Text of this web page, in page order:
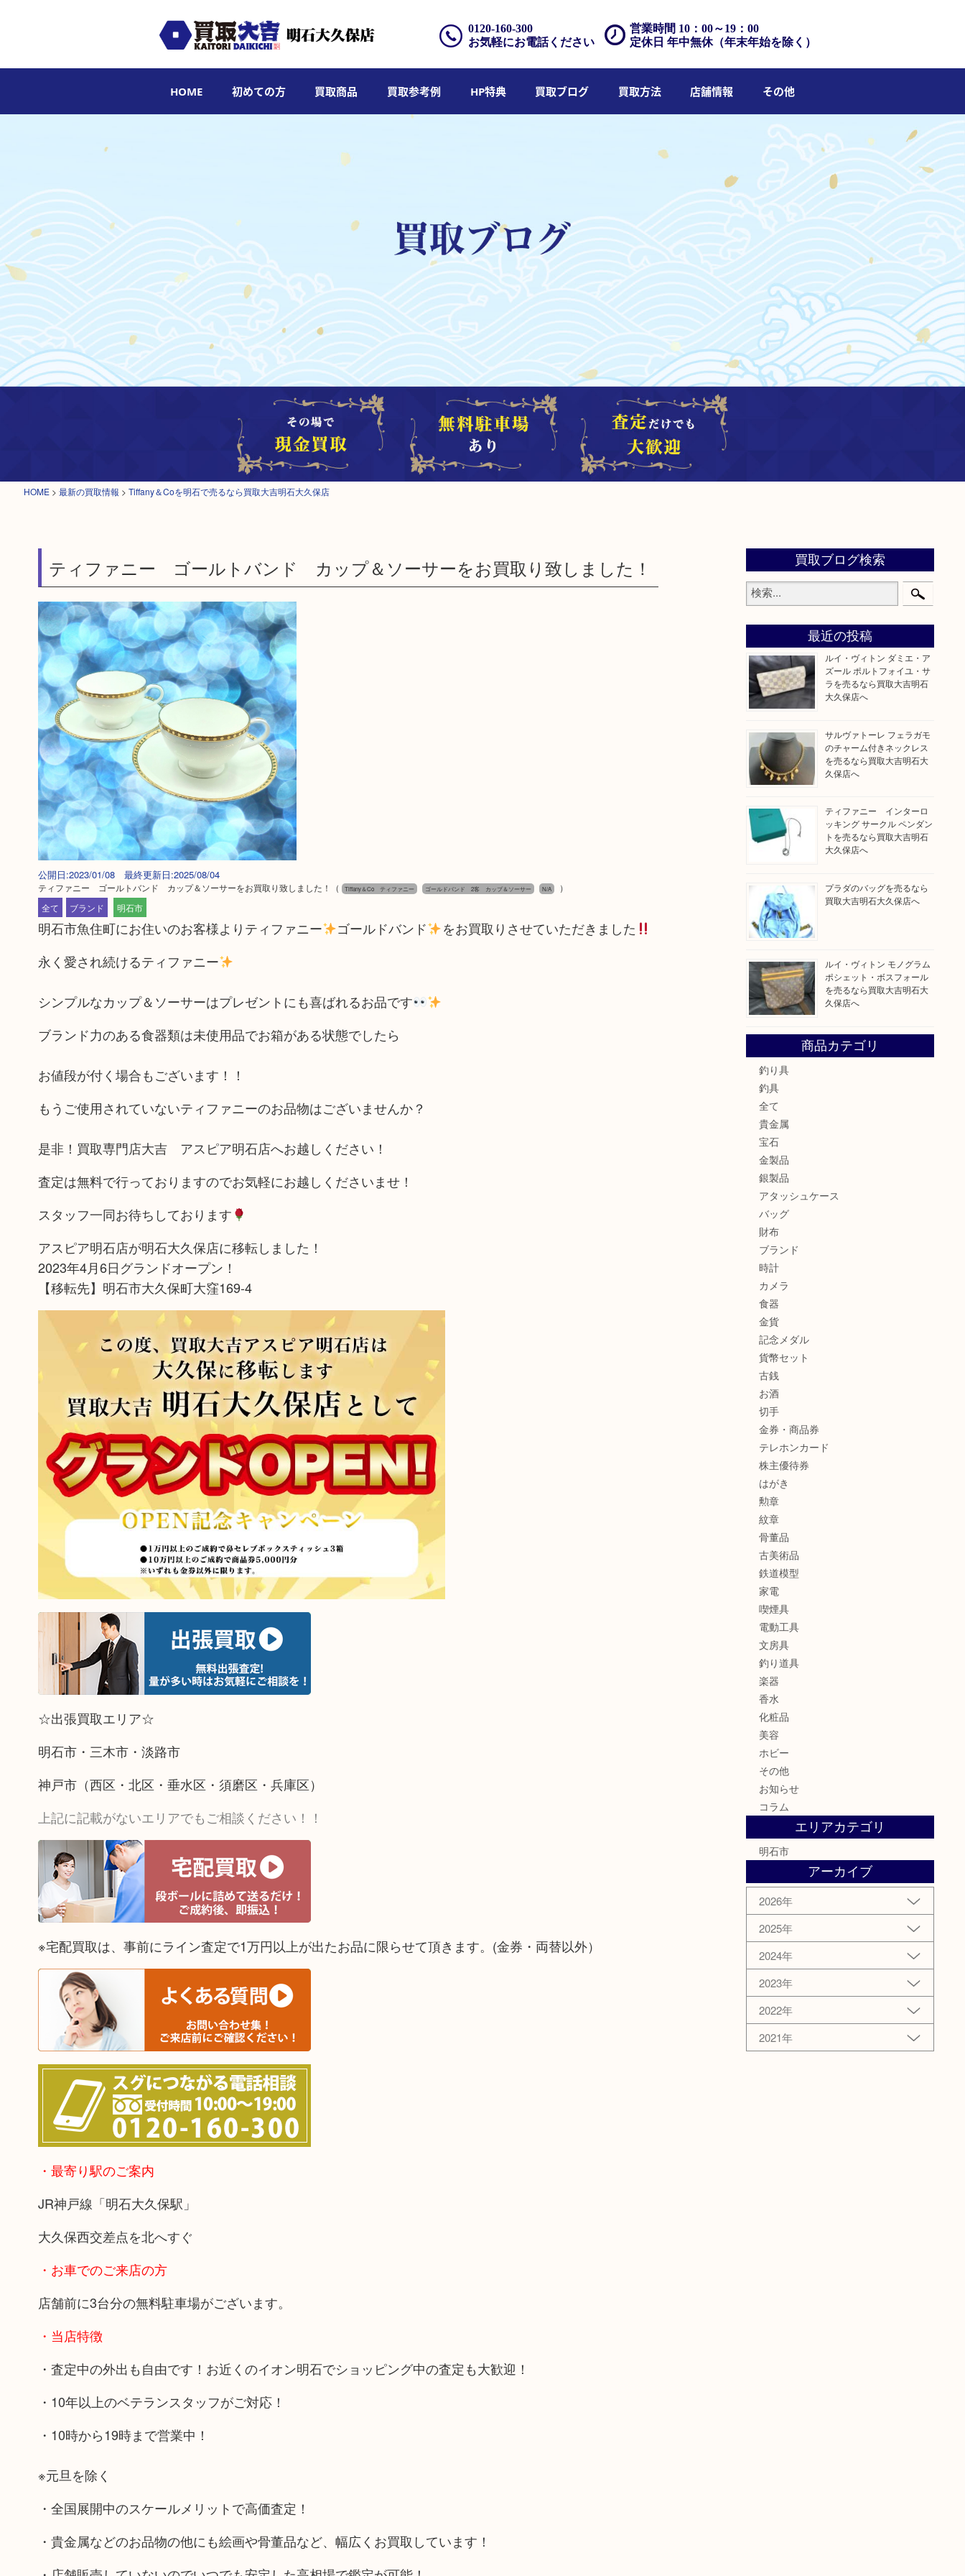
営業時間 10：00～19：00
定休日 年中無休（年末年始を除く）
0120-160-300
お気軽にお電話ください
HOME 初めての方 買取商品 買取参考例 HP特典 買取ブログ 買取方法 店舗情報 その他
HOME > 最新の買取情報 > Tiffany＆Coを明石で売るなら買取大吉明石大久保店
ティファニー ゴールトバンド カップ＆ソーサーをお買取り致しました！
公開日:2023/01/08 最終更新日:2025/08/04
ティファニー ゴールトバンド カップ＆ソーサーをお買取り致しました！ （ Tiffany＆Co ティファニー ゴールドバンド 2客 カップ＆ソーサー N/A
）
全て
ブランド 明石市
明石市魚住町にお住いのお客様よりティファニー ゴールドバンド
をお買取りさせていただきました
永く愛され続けるティファニー
シンプルなカップ＆ソーサーはプレゼントにも喜ばれるお品です
ブランド力のある食器類は未使用品でお箱がある状態でしたら
お値段が付く場合もございます！！
もうご使用されていないティファニーのお品物はございませんか？
是非！買取専門店大吉 アスピア明石店へお越しください！
査定は無料で行っておりますのでお気軽にお越しくださいませ！
スタッフ一同お待ちしております
アスピア明石店が明石大久保店に移転しました！
2023年4月6日グランドオープン！
【移転先】明石市大久保町大窪169-4
☆出張買取エリア☆
明石市・三木市・淡路市
神戸市（西区・北区・垂水区・須磨区・兵庫区）
上記に記載がないエリアでもご相談ください！！
※宅配買取は、事前にライン査定で1万円以上が出たお品に限らせて頂きます。(金券・両替以外）
・最寄り駅のご案内
JR神戸線「明石大久保駅」
大久保西交差点を北へすぐ
・お車でのご来店の方
店舗前に3台分の無料駐車場がございます。
・当店特徴
・査定中の外出も自由です！お近くのイオン明石でショッピング中の査定も大歓迎！
・10年以上のベテランスタッフがご対応！
・10時から19時まで営業中！
※元旦を除く
・全国展開中のスケールメリットで高価査定！
・貴金属などのお品物の他にも絵画や骨董品など、幅広くお買取しています！
買取ブログ検索
最近の投稿
ルイ・ヴィトン ダミエ・ア
ズール ポルトフォイユ・サ
ラを売るなら買取大吉明石
大久保店へ
サルヴァトーレ フェラガモ
のチャーム付きネックレス
を売るなら買取大吉明石大
久保店へ
ティファニー インターロ
ッキング サークル ペンダン
トを売るなら買取大吉明石
大久保店へ
プラダのバッグを売るなら
買取大吉明石大久保店へ
ルイ・ヴィトン モノグラム
ポシェット・ボスフォール
を売るなら買取大吉明石大
久保店へ
商品カテゴリ
釣り具
釣具
全て
貴金属
宝石
金製品
銀製品
アタッシュケース
バッグ
財布
ブランド
時計
カメラ
食器
金貨
記念メダル
貨幣セット
古銭
お酒
切手
金券・商品券
テレホンカード
株主優待券
はがき
勲章
紋章
骨董品
古美術品
鉄道模型
家電
喫煙具
電動工具
文房具
釣り道具
楽器
香水
化粧品
美容
ホビー
その他
お知らせ
コラム
エリアカテゴリ
明石市
アーカイブ
2026年
2025年
2024年
2023年
2022年
2021年